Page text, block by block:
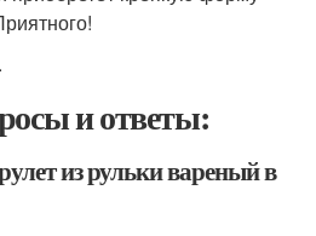
и ответы:
из рульки вареный в